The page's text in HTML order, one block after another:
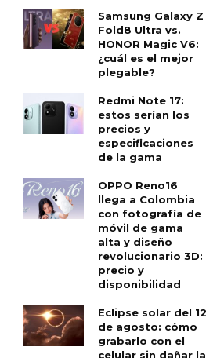
Samsung Galaxy Z
Fold8 Ultra vs.
HONOR Magic V6:
¿cuál es el mejor
plegable?
Redmi Note 17:
estos serían los
precios y
especificaciones
de la gama
OPPO Reno16
llega a Colombia
con fotografía de
móvil de gama
alta y diseño
revolucionario 3D:
precio y
disponibilidad
Eclipse solar del 12
de agosto: cómo
grabarlo con el
celular sin dañar la